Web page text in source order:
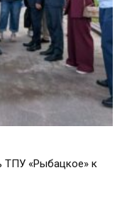
ТПУ «Рыбацкое» к